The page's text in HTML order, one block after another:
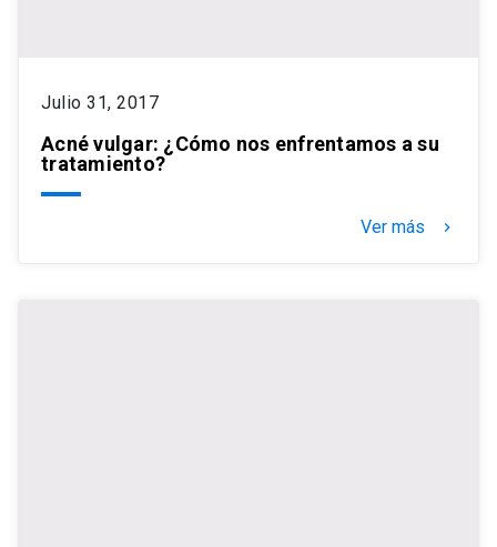
Julio 31, 2017
Acné vulgar: ¿Cómo nos enfrentamos a su
tratamiento?
Ver más keyboard_arrow_right